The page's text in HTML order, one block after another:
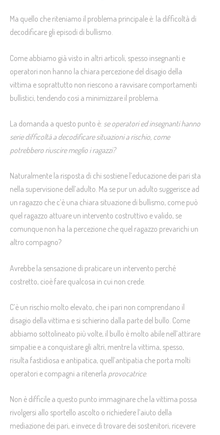
Ma quello che riteniamo il problema principale è: la difficoltà di
decodificare gli episodi di bullismo.
Come abbiamo già visto in altri articoli, spesso insegnanti e
operatori non hanno la chiara percezione del disagio della
vittima e soprattutto non riescono a ravvisare comportamenti
bullistici, tendendo così a minimizzare il problema.
La domanda a questo punto è: se operatori ed insegnanti hanno
serie difficoltà a decodificare situazioni a rischio, come
potrebbero riuscire meglio i ragazzi?
Naturalmente la risposta di chi sostiene l’educazione dei pari sta
nella supervisione dell’adulto. Ma se pur un adulto suggerisce ad
un ragazzo che c’è una chiara situazione di bullismo, come può
quel ragazzo attuare un intervento costruttivo e valido, se
comunque non ha la percezione che quel ragazzo prevarichi un
altro compagno?
Avrebbe la sensazione di praticare un intervento perché
costretto, cioè fare qualcosa in cui non crede.
C’è un rischio molto elevato, che i pari non comprendano il
disagio della vittima e si schierino dalla parte del bullo. Come
abbiamo sottolineato più volte, il bullo è molto abile nell’attirare
simpatie e a conquistare gli altri, mentre la vittima, spesso,
risulta fastidiosa e antipatica, quell’antipatia che porta molti
operatori e compagni a ritenerla provocatrice.
Non è difficile a questo punto immaginare che la vittima possa
rivolgersi allo sportello ascolto o richiedere l’aiuto della
mediazione dei pari, e invece di trovare dei sostenitori, ricevere